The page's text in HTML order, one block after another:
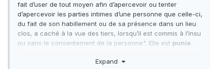
fait d’user de tout moyen afin d’apercevoir ou tenter
d’apercevoir les parties intimes d’une personne que celle-ci,
du fait de son habillement ou de sa présence dans un lieu
clos, a caché à la vue des tiers, lorsqu’il est commis à l’insu
ou sans le consentement de la personne". Elle est punie
portés à deux ans d’emprisonnement et 30 000 euros
Expand